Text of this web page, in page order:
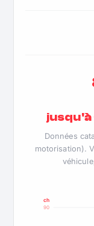
jusqu'à
Données
motorisation).
90
ch